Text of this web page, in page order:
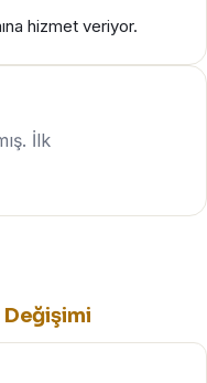
hizmet veriyor.
İlk
Değişimi